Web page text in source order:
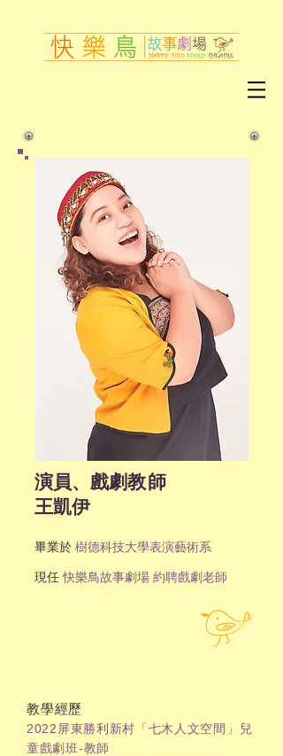
演員、戲劇教師
王凱伊
畢業於 樹德科技大學表演藝術系
現任快樂鳥故事劇場 約聘戲劇老師
教學經歷
2022屏東勝利新村「七木人文空間」兒
童戲劇班-教師